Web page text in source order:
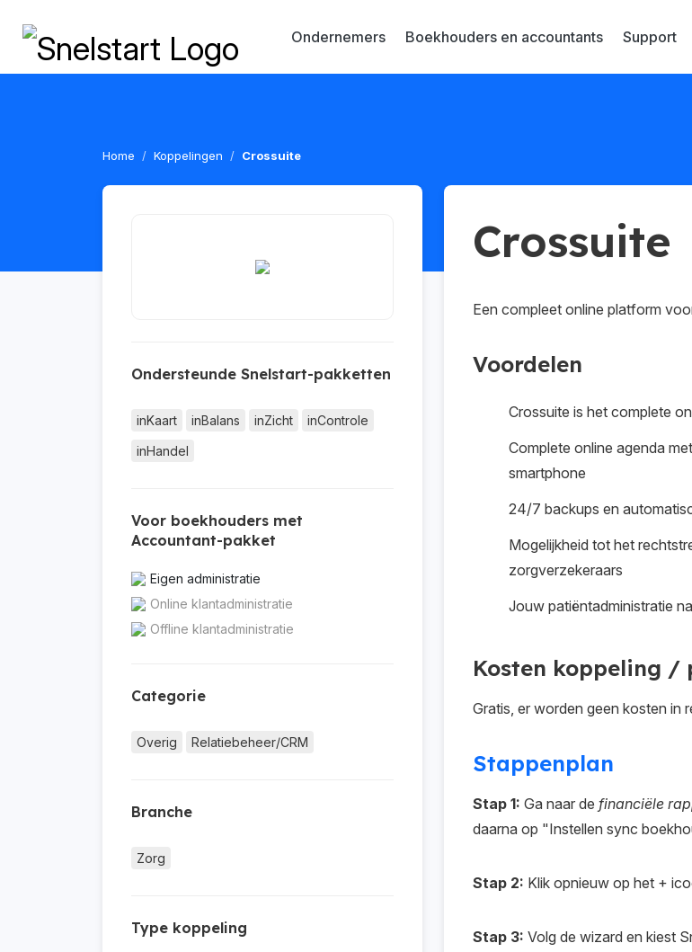
Ondernemers Boekhouders en accountants Support
Home Koppelingen Crossuite
Ondersteunde Snelstart-pakketten
inKaart inBalans inZicht
inControle
inHandel
Voor boekhouders met
Accountant-pakket
Eigen administratie
Online klantadministratie
Offline klantadministratie
Categorie
Overig Relatiebeheer/CRM
Branche
Zorg
Type koppeling
Crossuite
Een compleet online platform
Voordelen
Crossuite is het complete
Complete online agenda
smartphone
24/7 backups en
Mogelijkheid tot het
zorgverzekeraars
Jouw patiëntadministratie
Kosten koppeling /
Gratis, er worden geen kosten in
Stappenplan
Stap 1: Ga naar de financiële
daarna op "Instellen sync
Stap 2: Klik opnieuw op het +
Stap 3: Volg de wizard en kiest